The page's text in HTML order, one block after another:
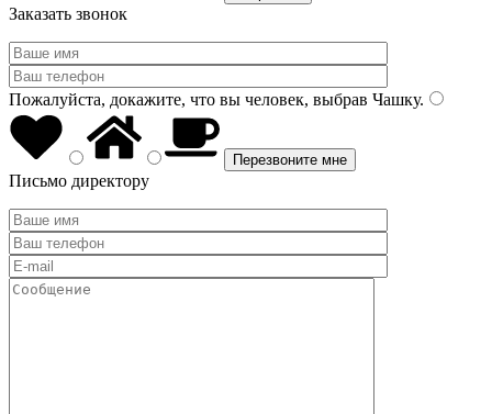
Заказать звонок
Пожалуйста, докажите, что вы человек, выбрав Чашку.
Письмо директору